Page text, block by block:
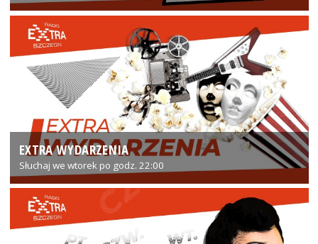
EXTRA WYDARZENIA
Słuchaj we wtorek po godz. 22:00